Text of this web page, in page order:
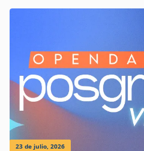
23 de julio, 2026